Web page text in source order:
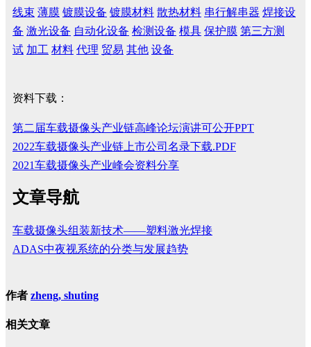
线束 薄膜 镀膜设备 镀膜材料 散热材料 串行解串器 焊接设
备 激光设备 自动化设备 检测设备 模具 保护膜 第三方测
试 加工 材料 代理 贸易 其他 设备
资料下载：
第二届车载摄像头产业链高峰论坛演讲可公开PPT
2022车载摄像头产业链上市公司名录下载.PDF
2021车载摄像头产业峰会资料分享
文章导航
车载摄像头组装新技术——塑料激光焊接
ADAS中夜视系统的分类与发展趋势
作者 zheng, shuting
相关文章